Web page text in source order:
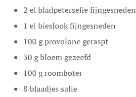
2 el bladpeterseliefijngesneden
1 el bieslookfijngesneden
100 gprovolonegeraspt
30 gbloemgezeefd
100 groomboter
8 blaadjes salie